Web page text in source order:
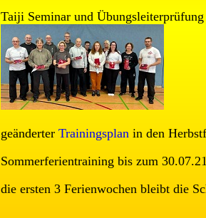
Taiji Seminar und
geänderter Trainingsplan in den
Sommerferientraining bis zum
die ersten 3 Ferienwochen bleibt die